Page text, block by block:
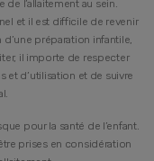
l’allaitement au sein.
et il est difficile de revenir
d’une préparation infantile,
il importe de respecter
et d’utilisation et de suivre
pour la santé de l’enfant.
prises en considération